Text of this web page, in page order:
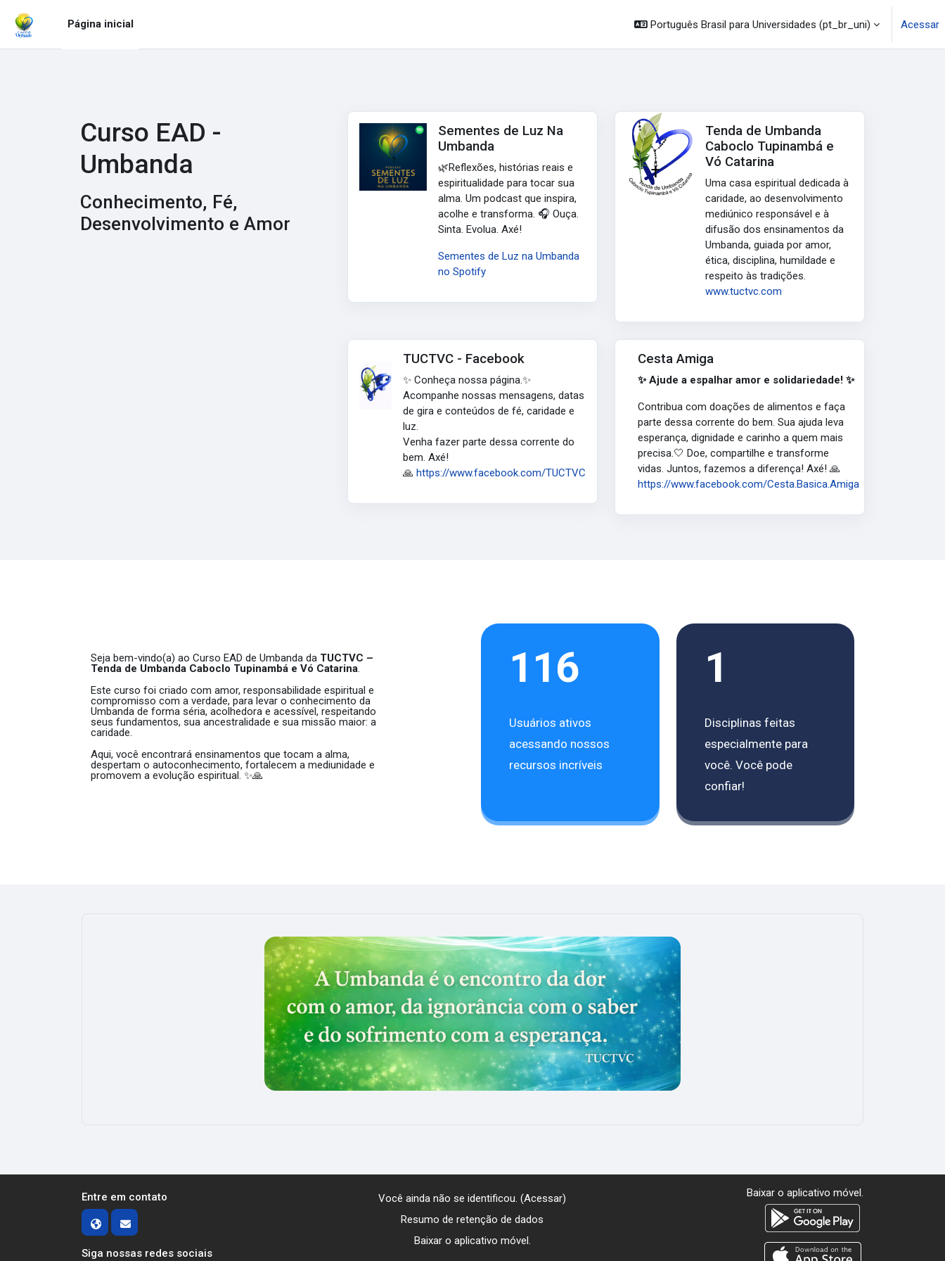
Página inicial
Português Brasil para Universidades ‎(pt_br_uni)‎ Acessar
Curso EAD -
Umbanda
Conhecimento, Fé,
Desenvolvimento e Amor
Sementes de Luz Na
Umbanda
🌿Reflexões, histórias reais e
espiritualidade para tocar sua
alma. Um podcast que inspira,
acolhe e transforma. 🎧 Ouça.
Sinta. Evolua. Axé!
Sementes de Luz na Umbanda
no Spotify
Tenda de Umbanda
Caboclo Tupinambá e
Vó Catarina
Uma casa espiritual dedicada à
caridade, ao desenvolvimento
mediúnico responsável e à
difusão dos ensinamentos da
Umbanda, guiada por amor,
ética, disciplina, humildade e
respeito às tradições.
www.tuctvc.com
TUCTVC - Facebook
✨ Conheça nossa página.✨
Acompanhe nossas mensagens, datas
de gira e conteúdos de fé, caridade e
luz.
Venha fazer parte dessa corrente do
bem. Axé!
🙏 https://www.facebook.com/TUCTVC
Cesta Amiga
✨ Ajude a espalhar amor e solidariedade! ✨
Contribua com doações de alimentos e faça
parte dessa corrente do bem. Sua ajuda leva
esperança, dignidade e carinho a quem mais
precisa.🤍 Doe, compartilhe e transforme
vidas. Juntos, fazemos a diferença! Axé! 🙏
https://www.facebook.com/Cesta.Basica.Amiga
Seja bem-vindo(a) ao Curso EAD de Umbanda da TUCTVC –
Tenda de Umbanda Caboclo Tupinambá e Vó Catarina.
Este curso foi criado com amor, responsabilidade espiritual e
compromisso com a verdade, para levar o conhecimento da
Umbanda de forma séria, acolhedora e acessível, respeitando
seus fundamentos, sua ancestralidade e sua missão maior: a
caridade.
Aqui, você encontrará ensinamentos que tocam a alma,
despertam o autoconhecimento, fortalecem a mediunidade e
promovem a evolução espiritual. ✨🙏
116
Usuários ativos
acessando nossos
recursos incríveis
1
Disciplinas feitas
especialmente para
você. Você pode
confiar!
Entre em contato
Siga nossas redes sociais
Você ainda não se identificou. (Acessar)
Resumo de retenção de dados
Baixar o aplicativo móvel.
Baixar o aplicativo móvel.